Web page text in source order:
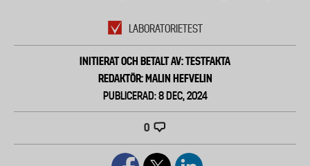
LABORATORIETEST
INITIERAT OCH BETALT AV: TESTFAKTA
REDAKTÖR: MALIN HEFVELIN
PUBLICERAD: 8 DEC, 2024
0